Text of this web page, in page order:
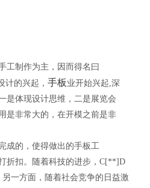
工制作为主，因而得名曰
的兴起， 手板 业开始兴起,深
是体现设计思维，二是展览会
是非常大的，在开模之前是非
成的，使得做出的手板工
折扣。随着科技的进步，C[**]D
一方面，随着社会竞争的日益激